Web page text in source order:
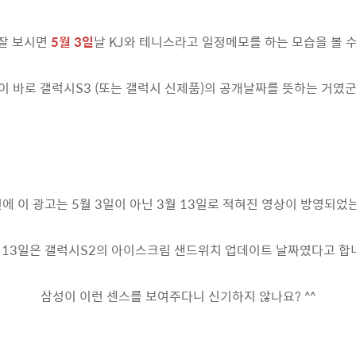
보시면 5월 3일날 KJ와 테니스라고 일정메모를 하는 모습을 볼
바로 갤럭시S3 (또는 갤럭시 신제품)의 공개날짜를 뜻하는 거였
이 광고는 5월 3일이 아닌 3월 13일로 적혀진 영상이 방영되었
일은 갤럭시S2의 아이스크림 샌드위치 업데이트 날짜였다고 합
삼성이 이런 센스를 보여주다니 신기하지 않나요? ^^